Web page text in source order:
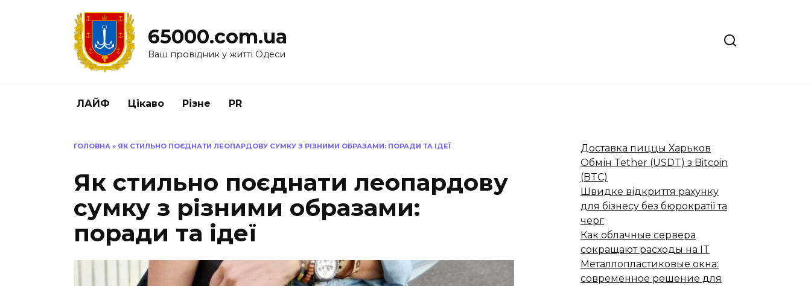
65000.com.ua
Ваш провідник у житті Одеси
ЛАЙФ Цікаво Різне PR
ГОЛОВНА » ЯК СТИЛЬНО ПОЄДНАТИ ЛЕОПАРДОВУ СУМКУ З РІЗНИМИ ОБРАЗАМИ: ПОРАДИ ТА ІДЕЇ
Як стильно поєднати леопардову
сумку з різними образами:
поради та ідеї
Доставка пиццы Харьков
Обмін Tether (USDT) з Bitcoin
(BTC)
Швидке відкриття рахунку
для бізнесу без бюрократії та
черг
Как облачные сервера
сокращают расходы на IT
Металлопластиковые окна:
современное решение для